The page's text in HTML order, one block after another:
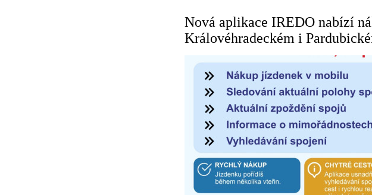
Nová aplikace IREDO nabízí
Královéhradeckém i